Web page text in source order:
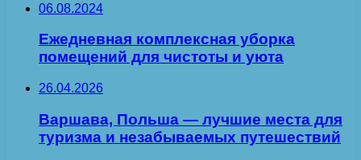
06.08.2024
Ежедневная комплексная уборка
помещений для чистоты и уюта
26.04.2026
Варшава, Польша — лучшие места для
туризма и незабываемых путешествий